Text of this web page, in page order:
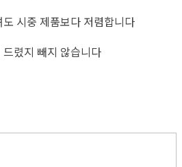
시중 제품보다 저렴합니다
드렸지 빼지 않습니다